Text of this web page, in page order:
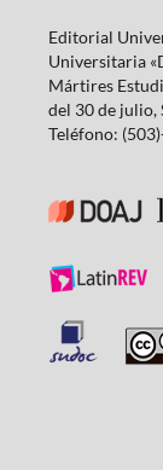
Editorial
Universitaria
Mártires
del 30 de julio,
Teléfono: